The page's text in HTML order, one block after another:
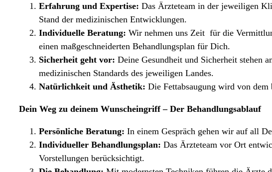
Erfahrung und Expertise: Das Ärzteteam in der jeweiligen
Stand der medizinischen Entwicklungen.
Individuelle Beratung: Wir nehmen uns Zeit für die
einen maßgeschneiderten Behandlungsplan für Dich.
Sicherheit geht vor: Deine Gesundheit und Sicherheit stehen
medizinischen Standards des jeweiligen Landes.
Natürlichkeit und Ästhetik: Die Fettabsaugung wird von
Dein Weg zu deinem Wunscheingriff – Der Behandlungsablauf
Persönliche Beratung: In einem Gespräch gehen wir auf all
Individueller Behandlungsplan: Das Ärzteteam vor Ort
Vorstellungen berücksichtigt.